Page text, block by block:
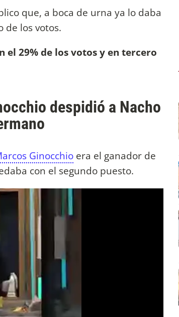
que, a boca de urna ya lo daba
de los votos.
el 29% de los votos y en tercero
despidió a Nacho
Ginocchio era el ganador de
con el segundo puesto.